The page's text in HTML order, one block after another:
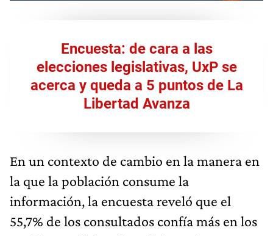
Encuesta: de cara a las
elecciones legislativas, UxP se
acerca y queda a 5 puntos de La
Libertad Avanza
En un contexto de cambio en la manera en
la que la población consume la
información, la encuesta reveló que el
55,7% de los consultados confía más en los